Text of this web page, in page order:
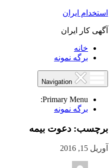
استخدام ایران
آگهی کار ایران
خانه
برگه نمونه
Primary Menu:
برگه نمونه
برچسب: دعوت بیمه
آوریل 15, 2016